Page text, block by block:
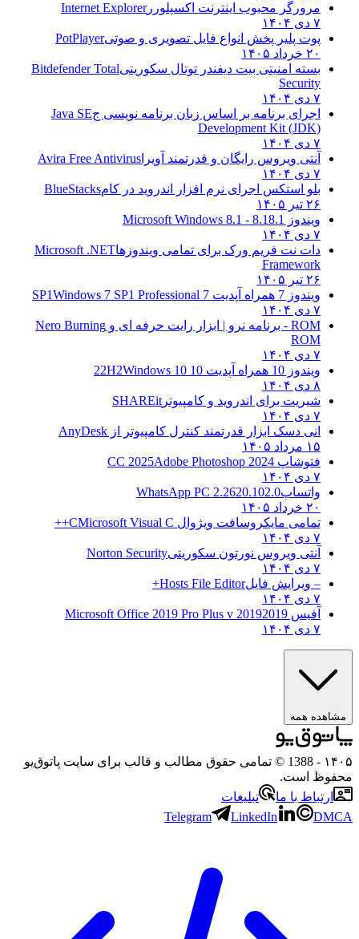
مرورگر محبوب اینترنت اکسپلوررInternet Explorer
۷ دی ۱۴۰۴
پوت پلیر پخش انواع فایل تصویری و صوتیPotPlayer
۲۰ خرداد ۱۴۰۵
بسته امنیتی بیت دیفندر توتال سکوریتیBitdefender Total
Security
۷ دی ۱۴۰۴
اجرای برنامه بر اساس زبان برنامه نویسی جJava SE
Development Kit (JDK)
۷ دی ۱۴۰۴
آنتی ویروس رایگان و قدرتمند آویرا Avira Free Antivirus
۷ دی ۱۴۰۴
بلو استکس اجرای نرم افزار اندروید در کامBlueStacks
۲۶ تیر ۱۴۰۵
ویندوز 8.1
8.1 - Microsoft Windows 8.1
۷ دی ۱۴۰۴
دات نت فریم ورک برای تمامی ویندوزهاMicrosoft .NET
Framework
۲۶ تیر ۱۴۰۵
ویندوز 7 همراه آپدیت 7 SP1
Windows 7 SP1 Professional
۷ دی ۱۴۰۴
ROM - برنامه نرو | ابزار رایت حرفه ای و
Nero Burning
ROM
۷ دی ۱۴۰۴
ویندوز 10 همراه آپدیت 10 22H2
Windows 10
۸ دی ۱۴۰۴
شیریت برای اندروید و کامپیوتر SHAREit
۷ دی ۱۴۰۴
انی دسک ابزار قدرتمند کنترل کامپیوتر از AnyDesk
۱۵ مرداد ۱۴۰۵
فتوشاپ CC 2025 Adobe Photoshop 2024
۷ دی ۱۴۰۴
واتساپWhatsApp PC 2.2620.102.0
۲۰ خرداد ۱۴۰۵
تمامی مایکروسافت ویژوال C Microsoft Visual C++
۷ دی ۱۴۰۴
آنتی ویروس نورتون سکوریتیNorton Security
۷ دی ۱۴۰۴
– ویرایش فایلHosts File Editor+
۷ دی ۱۴۰۴
آفیس 2019 2019 Microsoft Office 2019 Pro Plus v
۷ دی ۱۴۰۴
مشاهده همه
۱۴۰۵
- 1388 © تمامی حقوق مطالب و قالب برای سایت پاتوق‌یو
محفوظ است.
ارتباط با ما
تبلیغات
Telegram
LinkedIn DMCA